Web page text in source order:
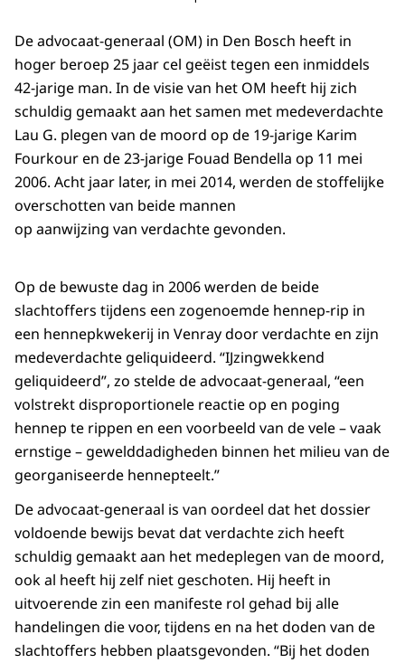
De advocaat-generaal (OM) in Den Bosch heeft in
hoger beroep 25 jaar cel geëist tegen een inmiddels
42-jarige man. In de visie van het OM heeft hij zich
schuldig gemaakt aan het samen met medeverdachte
Lau G. plegen van de moord op de 19-jarige Karim
Fourkour en de 23-jarige Fouad Bendella op 11 mei
2006. Acht jaar later, in mei 2014, werden de stoffelijke
overschotten van beide mannen
op aanwijzing van verdachte gevonden.
Op de bewuste dag in 2006 werden de beide
slachtoffers tijdens een zogenoemde hennep-rip in
een hennepkwekerij in Venray door verdachte en zijn
medeverdachte geliquideerd. “IJzingwekkend
geliquideerd”, zo stelde de advocaat-generaal, “een
volstrekt disproportionele reactie op en poging
hennep te rippen en een voorbeeld van de vele – vaak
ernstige – gewelddadigheden binnen het milieu van de
georganiseerde hennepteelt.”
De advocaat-generaal is van oordeel dat het dossier
voldoende bewijs bevat dat verdachte zich heeft
schuldig gemaakt aan het medeplegen van de moord,
ook al heeft hij zelf niet geschoten. Hij heeft in
uitvoerende zin een manifeste rol gehad bij alle
handelingen die voor, tijdens en na het doden van de
slachtoffers hebben plaatsgevonden. “Bij het doden